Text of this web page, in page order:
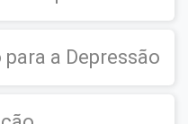
a Depressão